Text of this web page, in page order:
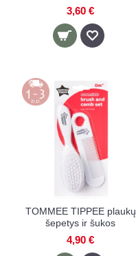
3,60 €
TOMMEE TIPPEE plaukų
šepetys ir šukos
4,90 €